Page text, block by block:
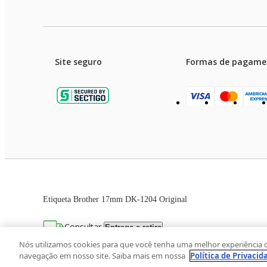
Etiqueta Brother 17mm DK-1204 Original
Consultar Entrega e retira
Site seguro Formas de
Preços e condições de
As imagens dos produtos são meramente
Avenida Zaki Narchi, nº 1650, sobreloja,
Nós utilizamos cookies para que você tenha uma melhor experiência
navegação em nosso site. Saiba mais em nossa Política de